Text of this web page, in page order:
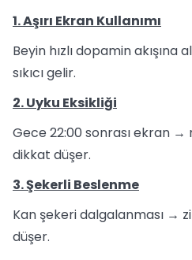
1. Aşırı Ekran Kullanımı
Beyin hızlı dopamin akışına
sıkıcı gelir.
2. Uyku Eksikliği
Gece 22:00 sonrası ekran →
dikkat düşer.
3. Şekerli Beslenme
Kan şekeri dalgalanması →
düşer.